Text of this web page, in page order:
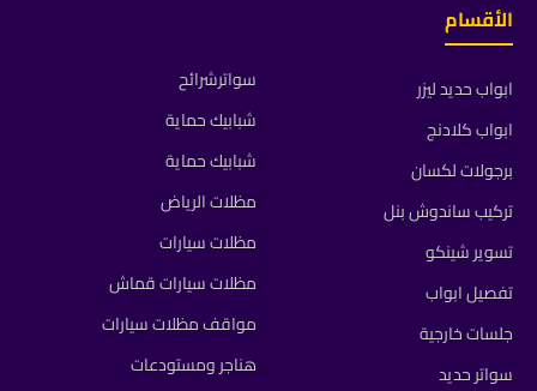
الأقسام
ابواب حديد ليزر
ابواب كلادنج
برجولات لكسان
تركيب ساندوش بنل
تسوير شينكو
تفصيل ابواب
جلسات خارجية
سواتر حديد
سواترشرائح
شبابيك حماية
شبابيك حماية
مظلات الرياض
مظلات سيارات
مظلات سيارات قماش
مواقف مظلات سيارات
هناجر ومستودعات